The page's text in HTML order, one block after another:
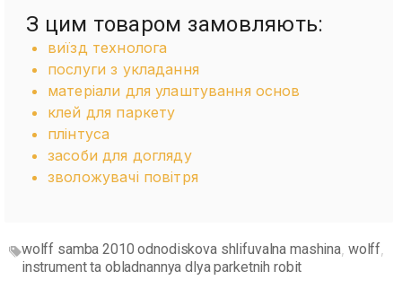
З цим товаром замовляють:
виїзд технолога
послуги з укладання
матеріали для улаштування основ
клей для паркету
плінтуса
засоби для догляду
зволожувачі повітря
wolff samba 2010 odnodiskova shlifuvalna mashina wolff
instrument ta obladnannya dlya parketnih robit